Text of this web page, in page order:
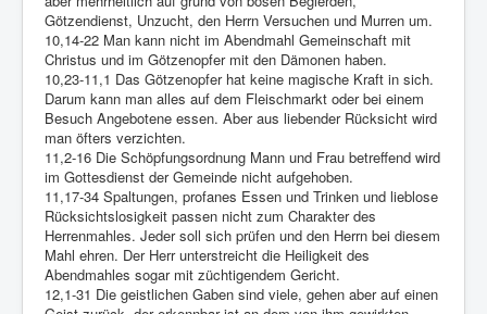
Götzendienst, Unzucht, den Herrn Versuchen und Murren um.
10,14-22 Man kann nicht im Abendmahl Gemeinschaft mit
Christus und im Götzenopfer mit den Dämonen haben.
10,23-11,1 Das Götzenopfer hat keine magische Kraft in sich.
Darum kann man alles auf dem Fleischmarkt oder bei einem
Besuch Angebotene essen. Aber aus liebender Rücksicht wird
man öfters verzichten.
11,2-16 Die Schöpfungsordnung Mann und Frau betreffend wird
im Gottesdienst der Gemeinde nicht aufgehoben.
11,17-34 Spaltungen, profanes Essen und Trinken und lieblose
Rücksichtslosigkeit passen nicht zum Charakter des
Herrenmahles. Jeder soll sich prüfen und den Herrn bei diesem
Mahl ehren. Der Herr unterstreicht die Heiligkeit des
Abendmahles sogar mit züchtigendem Gericht.
12,1-31 Die geistlichen Gaben sind viele, gehen aber auf einen